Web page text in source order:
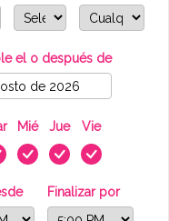
el o después de
Mié Jue Vie
Finalizar por